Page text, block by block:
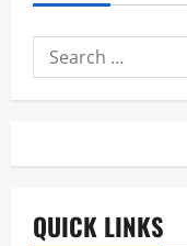
Search
for:
QUICK LINKS